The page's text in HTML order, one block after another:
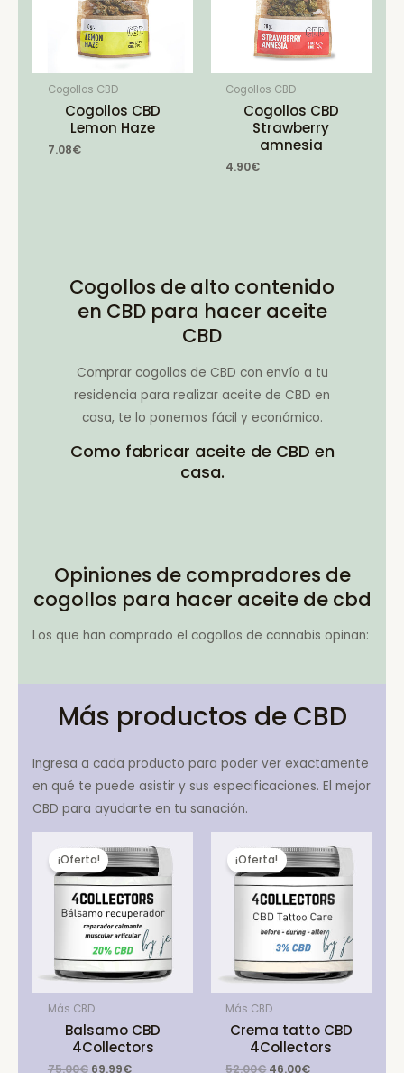
Cogollos CBD
Cogollos CBD
Lemon Haze
7.08€
Cogollos CBD
Cogollos CBD
Strawberry
amnesia
4.90€
Cogollos de alto contenido
en CBD para hacer aceite
CBD
Comprar cogollos de CBD con envío a tu
residencia para realizar aceite de CBD en
casa, te lo ponemos fácil y económico.
Como fabricar aceite de CBD en
casa.
Opiniones de compradores de
cogollos para hacer aceite de cbd
Los que han comprado el cogollos de cannabis opinan:
Más productos de CBD
Ingresa a cada producto para poder ver exactamente
en qué te puede asistir y sus especificaciones. El mejor
CBD para ayudarte en tu sanación.
¡Oferta!
Más CBD
Balsamo CBD
4Collectors
75.00€ Original
69.99€Current
¡Oferta!
Más CBD
Crema tatto CBD
4Collectors
52.00€ Original
46.00€Current